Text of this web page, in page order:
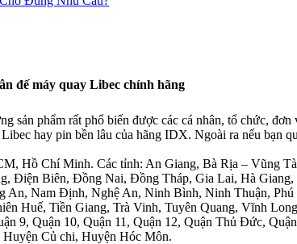
đế máy quay Libec chính hãng
sản phẩm rất phổ biến được các cá nhân, tổ chức,
hay pin bền lâu của hãng IDX. Ngoài ra nếu bạn
Hồ Chí Minh. Các tỉnh: An Giang, Bà Rịa – Vũng
Điện Biên, Đồng Nai, Đồng Tháp, Gia Lai, Hà
Nam Định, Nghệ An, Ninh Bình, Ninh Thuận,
Huế, Tiền Giang, Trà Vinh, Tuyên Quang, Vĩnh
9, Quận 10, Quận 11, Quận 12, Quận Thủ Đức,
Củ chi, Huyện Hóc Môn.